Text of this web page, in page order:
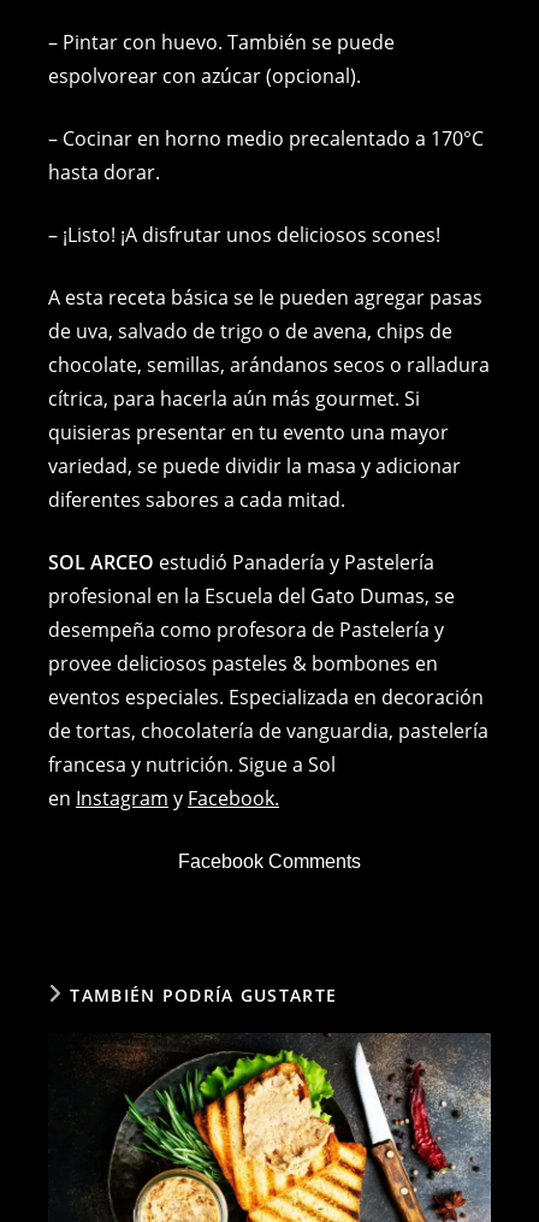
– Pintar con huevo. También se puede
espolvorear con azúcar (opcional).
– Cocinar en horno medio precalentado a 170°C
hasta dorar.
– ¡Listo! ¡A disfrutar unos deliciosos scones!
A esta receta básica se le pueden agregar pasas
de uva, salvado de trigo o de avena, chips de
chocolate, semillas, arándanos secos o ralladura
cítrica, para hacerla aún más gourmet. Si
quisieras presentar en tu evento una mayor
variedad, se puede dividir la masa y adicionar
diferentes sabores a cada mitad.
SOL ARCEO estudió Panadería y Pastelería
profesional en la Escuela del Gato Dumas, se
desempeña como profesora de Pastelería y
provee deliciosos pasteles & bombones en
eventos especiales. Especializada en decoración
de tortas, chocolatería de vanguardia, pastelería
francesa y nutrición. Sigue a Sol
en Instagram y Facebook.
Facebook Comments
TAMBIÉN PODRÍA GUSTARTE